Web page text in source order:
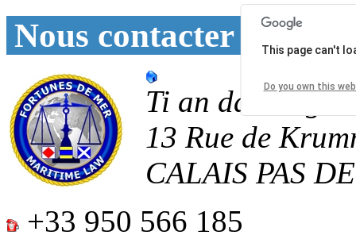
Nous contacter
Ti an
13 Rue de
CALAIS PAS
+33 950 566 185
This page can't
Do you own this